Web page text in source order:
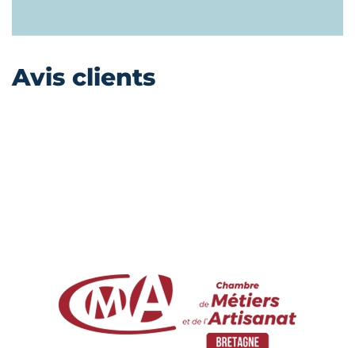
Avis clients